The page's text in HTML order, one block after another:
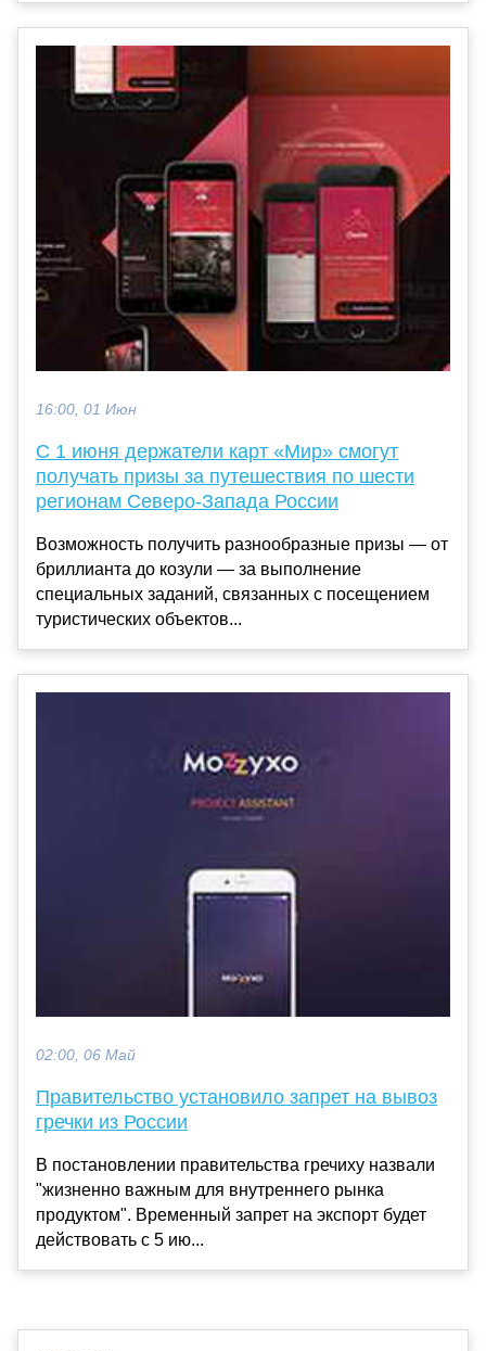
16:00, 01 Июн
С 1 июня держатели карт «Мир» смогут
получать призы за путешествия по шести
регионам Северо-Запада России
Возможность получить разнообразные призы — от
бриллианта до козули — за выполнение
специальных заданий, связанных с посещением
туристических объектов...
02:00, 06 Май
Правительство установило запрет на вывоз
гречки из России
В постановлении правительства гречиху назвали
"жизненно важным для внутреннего рынка
продуктом". Временный запрет на экспорт будет
действовать с 5 ию...